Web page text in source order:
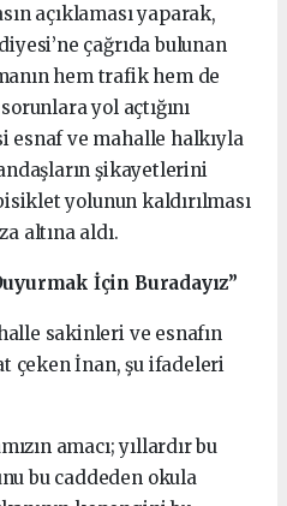
açıklaması yaparak,
çağrıda bulunan
hem trafik hem de
yol açtığını
esnaf ve mahalle halkıyla
şikayetlerini
yolunun kaldırılması
altına aldı.
İçin Buradayız”
sakinleri ve esnafın
çeken İnan, şu ifadeleri
amacı; yıllardır bu
bu caddeden okula